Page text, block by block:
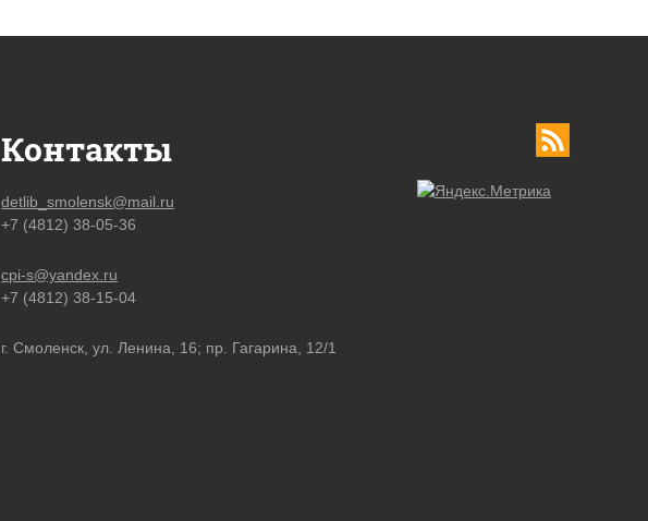
Контакты
detlib_smolensk@mail.ru
+7 (4812) 38-05-36
cpi-s@yandex.ru
+7 (4812) 38-15-04
г. Смоленск, ул. Ленина, 16; пр. Гагарина, 12/1